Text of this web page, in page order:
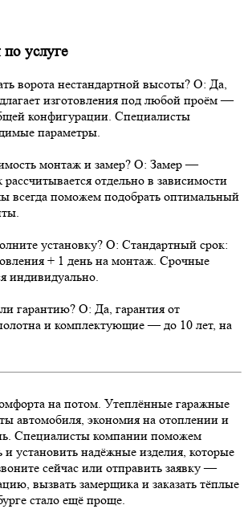
услуге
ворота нестандартной высоты? О: Да,
изготовления под любой проём —
конфигурации. Специалисты
параметры.
монтаж и замер? О: Замер—
рассчитывается отдельно в зависимости
всегда поможем подобрать оптимальный
установку? О: Стандартный срок:
+ 1 день на монтаж . Срочные
индивидуально.
гарантию? О: Да, гарантия от
и комплектующие — до 10 лет, на
на потом. Утеплённые гаражные
автомобиля, экономия на отоплении и
Специалисты компании поможем
и установить надёжные изделия, которые
сейчас или отправить заявку—
вызвать замерщика и заказать тёплые
стало ещё проще.